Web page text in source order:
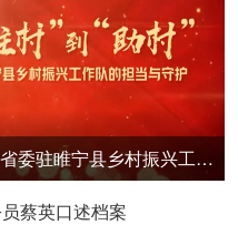
扎根记：从“驻村”到“助村”——省委驻睢宁县乡村振兴工作队的担当与守护
蔡英口述档案